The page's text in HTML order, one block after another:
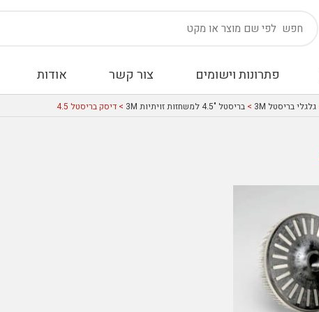
פתרונות וישומים צור קשר אודות
גלגלי בריסטל 3M > בריסטל "4.5 למשחזות זויתיות 3M > דיסק בריסטל 4.5